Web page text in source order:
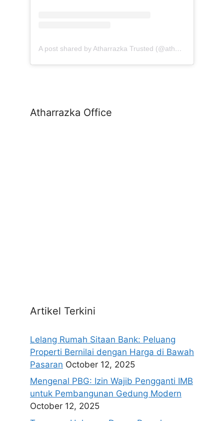
A post shared by Atharrazka Trusted (@atharrazka.agency)
Atharrazka Office
Artikel Terkini
Lelang Rumah Sitaan Bank: Peluang
Properti Bernilai dengan Harga di Bawah
Pasaran October 12, 2025
Mengenal PBG: Izin Wajib Pengganti IMB
untuk Pembangunan Gedung Modern
October 12, 2025